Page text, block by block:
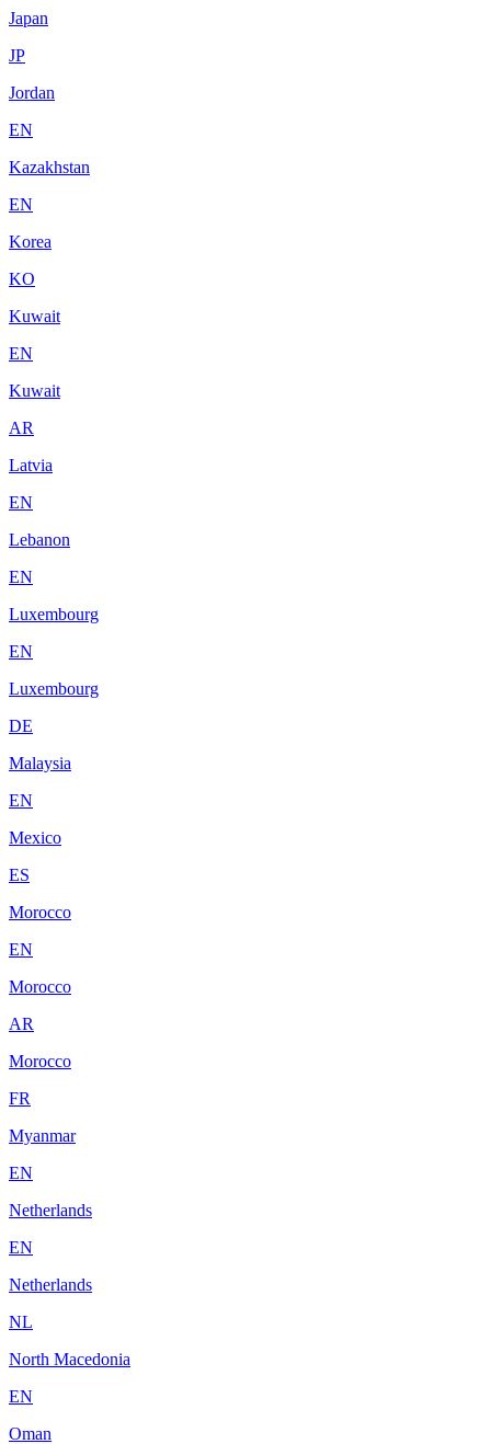
Japan
JP
Jordan
EN
Kazakhstan
EN
Korea
KO
Kuwait
EN
Kuwait
AR
Latvia
EN
Lebanon
EN
Luxembourg
EN
Luxembourg
DE
Malaysia
EN
Mexico
ES
Morocco
EN
Morocco
AR
Morocco
FR
Myanmar
EN
Netherlands
EN
Netherlands
NL
North Macedonia
EN
Oman